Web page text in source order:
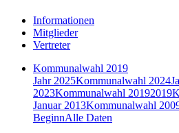
Informationen
Mitglieder
Vertreter
Kommunalwahl 2019
Jahr 2025Kommunalwahl 2024
2023Kommunalwahl 20192019
Januar 2013Kommunalwahl
BeginnAlle Daten